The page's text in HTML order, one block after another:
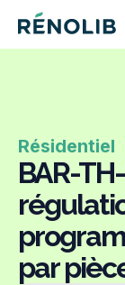
Résidentiel
BAR-
par